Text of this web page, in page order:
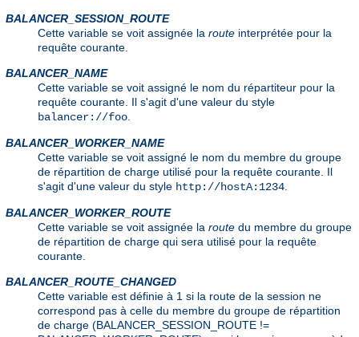
BALANCER_SESSION_ROUTE
Cette variable se voit assignée la route interprétée pour la
requête courante.
BALANCER_NAME
Cette variable se voit assigné le nom du répartiteur pour la
requête courante. Il s'agit d'une valeur du style
balancer://foo
BALANCER_WORKER_NAME
Cette variable se voit assigné le nom du membre du groupe
de répartition de charge utilisé pour la requête courante. Il
s'agit d'une valeur du style http://hostA:1234
BALANCER_WORKER_ROUTE
Cette variable se voit assignée la route du membre du groupe
de répartition de charge qui sera utilisé pour la requête
courante.
BALANCER_ROUTE_CHANGED
Cette variable est définie à 1 si la route de la session ne
correspond pas à celle du membre du groupe de répartition
de charge (BALANCER_SESSION_ROUTE !=